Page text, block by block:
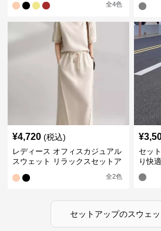
全4色
¥4,720 (税込)
レディース オフィスカジュアル
スウェット リラックスセットア
全2色
¥
セッ
り快
セットアップのスウェッ